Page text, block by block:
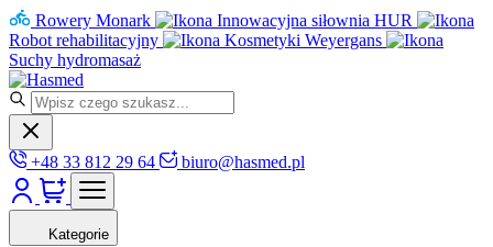
Rowery Monark
Innowacyjna siłownia HUR
Robot rehabilitacyjny
Kosmetyki Weyergans
Suchy hydromasaż
+48 33 812 29 64 biuro@hasmed.pl
Kategorie